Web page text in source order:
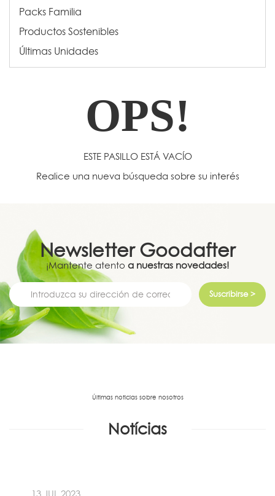
Packs Familia
Productos Sostenibles
Últimas Unidades
OPS!
ESTE PASILLO ESTÁ VACÍO
Realice una nueva búsqueda sobre su interés
Newsletter Goodafter
¡Mantente atento a nuestras novedades!
Suscribirse >
Últimas noticias sobre nosotros
Notícias
13 JUL 2023